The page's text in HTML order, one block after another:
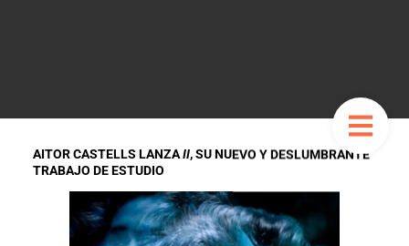
AITOR CASTELLS LANZAII, SU NUEVO Y DESLUMBRANTE
TRABAJO DE ESTUDIO